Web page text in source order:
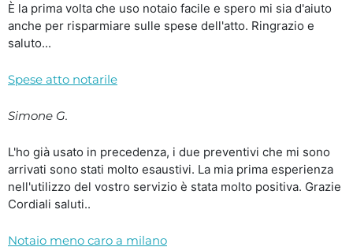
È la prima volta che uso notaio facile e spero mi sia d'aiuto
anche per risparmiare sulle spese dell'atto. Ringrazio e
saluto...
Spese atto notarile
Simone G.
L'ho già usato in precedenza, i due preventivi che mi sono
arrivati sono stati molto esaustivi. La mia prima esperienza
nell'utilizzo del vostro servizio è stata molto positiva. Grazie
Cordiali saluti..
Notaio meno caro a milano